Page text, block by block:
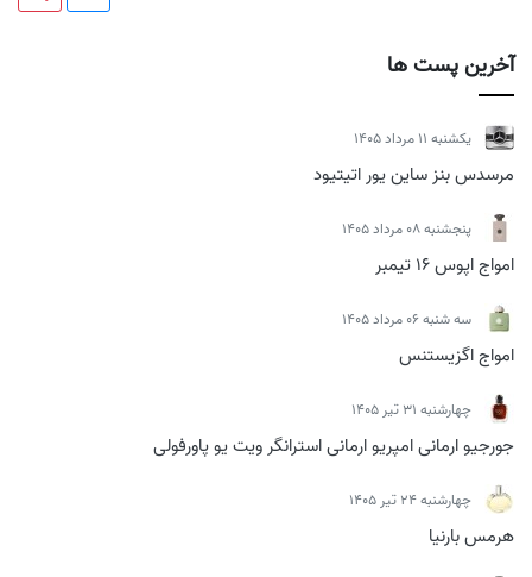
آخرین پست ها
يكشنبه 11 مرداد 1405
مرسدس بنز ساین یور اتیتیود
پنجشنبه 08 مرداد 1405
امواج اپوس 16 تیمبر
سه شنبه 06 مرداد 1405
امواج اگزیستنس
چهارشنبه 31 تیر 1405
جورجیو ارمانی امپریو ارمانی استرانگر ویت یو پاورفولی
چهارشنبه 24 تیر 1405
هرمس بارنیا